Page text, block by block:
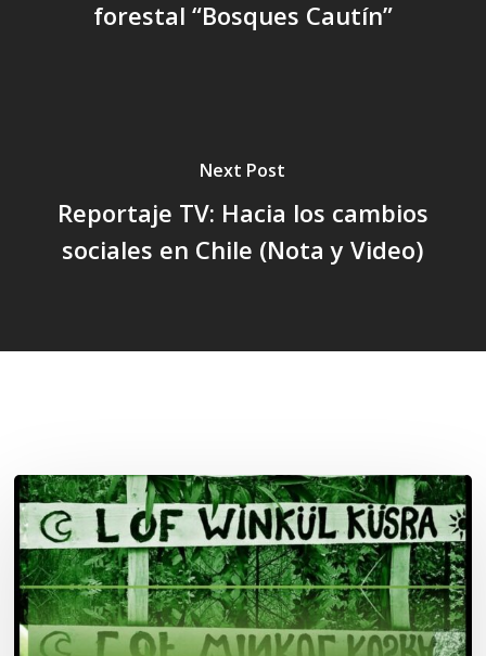
forestal “Bosques Cautín”
Next Post
Reportaje TV: Hacia los cambios
sociales en Chile (Nota y Video)
Lof
Winkül
Küsra
convoca
a